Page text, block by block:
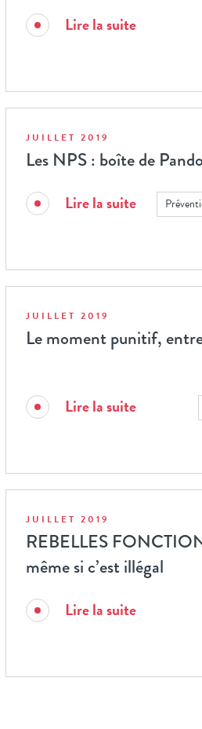
Lire la suite
JUILLET 2019
Les NPS : boîte de
Lire la suite
JUILLET 2019
Le moment punitif,
Lire la suite
JUILLET 2019
REBELLES
même si c’est illégal
Lire la suite